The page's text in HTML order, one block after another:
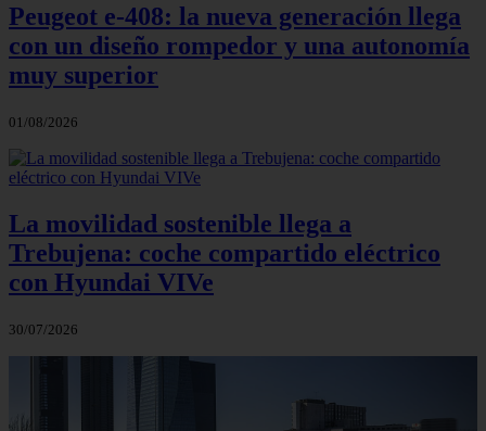
Peugeot e-408: la nueva generación llega
con un diseño rompedor y una autonomía
muy superior
01/08/2026
La movilidad sostenible llega a
Trebujena: coche compartido eléctrico
con Hyundai VIVe
30/07/2026